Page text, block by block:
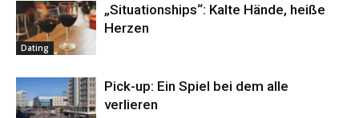
Dating
„Situationships“: Kalte Hände, heiße
Herzen
Pick-up: Ein Spiel bei dem alle
verlieren